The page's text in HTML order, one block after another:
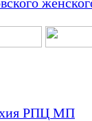
РПЦ МП